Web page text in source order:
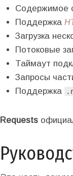
Содержимое
Поддержка
Загрузка
Потоковые
Таймаут
Запросы
Поддержка
Requests